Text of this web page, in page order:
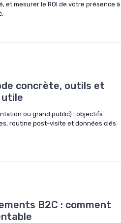
et mesurer le ROI de votre présence à
concrète, outils et
utile
ou grand public) : objectifs
routine post-visite et données clés
B2C : comment